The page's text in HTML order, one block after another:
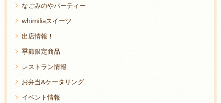
なごみのやパーティー
whimiliaスイーツ
出店情報！
季節限定商品
レストラン情報
お弁当&ケータリング
イベント情報